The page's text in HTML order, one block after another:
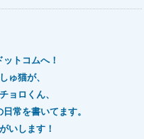
トコムへ！
ゅ猫が、
ョロくん、
常を書いてます。
いします！